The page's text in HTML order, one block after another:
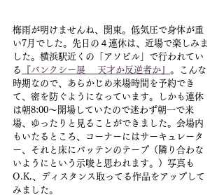
梅雨が明けませんね、関東。低気圧で身体が重
い7月でした。先日の４連休は、近場で楽しみま
した。横浜駅近くの「アソビル」で行われてい
る
『バンクシー展 　天才か反逆者か 』 。こんな
時期なので、あらかじめ来場時間を予約でき
て、密を防ぐようになっています。しかも連休
は朝8:00〜開場していたので迷わず朝一で来
場、ゆったりと見ることができました。会場内
もいたるところ、コーナーにはサーキュレータ
ー、それと床にバッテンのテープ（隣り合わな
いようにという示唆と思われます。）写真も
O.K.、ディスタンス取ってる作品をアップして
みました。